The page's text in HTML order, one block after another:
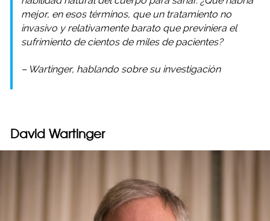
mejor, en esos términos, que un tratamiento no
invasivo y relativamente barato que previniera el
sufrimiento de cientos de miles de pacientes?
– Wartinger, hablando sobre su investigación
David Wartinger